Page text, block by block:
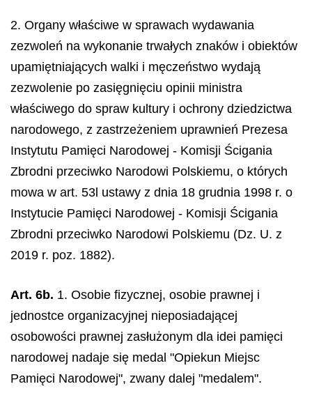
2. Organy właściwe w sprawach wydawania
zezwoleń na wykonanie trwałych znaków i obiektów
upamiętniających walki i męczeństwo wydają
zezwolenie po zasięgnięciu opinii ministra
właściwego do spraw kultury i ochrony dziedzictwa
narodowego, z zastrzeżeniem uprawnień Prezesa
Instytutu Pamięci Narodowej - Komisji Ścigania
Zbrodni przeciwko Narodowi Polskiemu, o których
mowa w art. 53l ustawy z dnia 18 grudnia 1998 r. o
Instytucie Pamięci Narodowej - Komisji Ścigania
Zbrodni przeciwko Narodowi Polskiemu (Dz. U. z
2019 r. poz. 1882).
Art. 6b. 1. Osobie fizycznej, osobie prawnej i
jednostce organizacyjnej nieposiadającej
osobowości prawnej zasłużonym dla idei pamięci
narodowej nadaje się medal "Opiekun Miejsc
Pamięci Narodowej", zwany dalej "medalem".